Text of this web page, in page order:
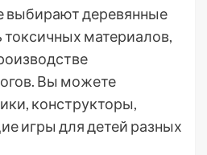
выбирают деревянные
токсичных материалов,
Вы можете
конструкторы,
игры для детей разных